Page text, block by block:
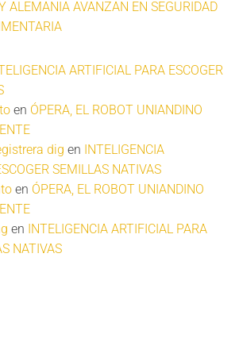
ALEMANIA AVANZAN EN SEGURIDAD
ARTIFICIAL PARA ESCOGER
en ÓPERA, EL ROBOT UNIANDINO
dig en INTELIGENCIA
SEMILLAS NATIVAS
en ÓPERA, EL ROBOT UNIANDINO
en INTELIGENCIA ARTIFICIAL PARA
NATIVAS